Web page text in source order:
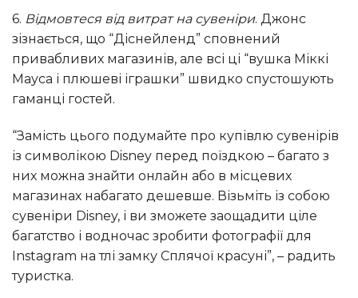
Відмовтеся від витрат на сувеніри. Джонс
зізнається, що “Діснейленд” сповнений
привабливих магазинів, але всі ці “вушка Міккі
Мауса і плюшеві іграшки” швидко спустошують
гаманці гостей.
“Замість цього подумайте про купівлю сувенірів
із символікою Disney перед поїздкою – багато з
них можна знайти онлайн або в місцевих
магазинах набагато дешевше. Візьміть із собою
сувеніри Disney, і ви зможете заощадити ціле
багатство і водночас зробити фотографії для
Instagram на тлі замку Сплячої красуні”, – радить
туристка.